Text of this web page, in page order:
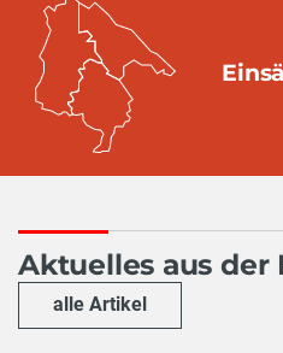
Aktuelles aus der
alle Artikel